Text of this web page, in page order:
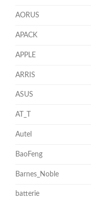
AORUS
APACK
APPLE
ARRIS
ASUS
AT_T
Autel
BaoFeng
Barnes_Noble
batterie